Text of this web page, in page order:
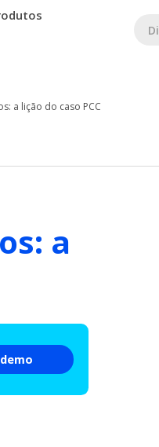
a lição do caso PCC
a